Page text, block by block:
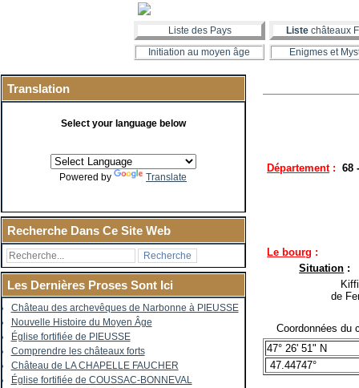
Liste des Pays Liste châteaux
Initiation au moyen âge
Enigmes et
Translation
Select your language below
Powered by Translate
Recherche Dans Ce Site Web
Les Dernières Proses Sont Ici
Château des archevêques de Narbonne à PIEUSSE
Nouvelle Histoire du Moyen Âge
Église fortifiée de PIEUSSE
Comprendre les châteaux forts
Château de LA CHAPELLE FAUCHER
Église fortifiée de COUSSAC-BONNEVAL
Département: 68
Le bourg :
Situation :
de
Coordonnées du
47° 26' 51" N
47.44747°